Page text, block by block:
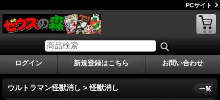
PCサイト
ログイン 新規登録はこちら お問い合わせ
ウルトラマン怪獣消し > 怪獣消し 一覧